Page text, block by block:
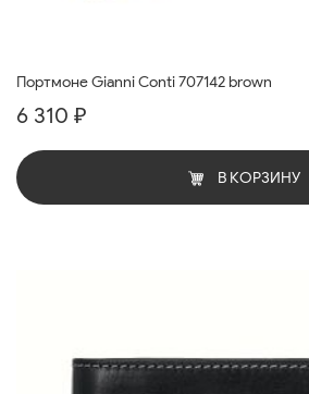
Портмоне Gianni Conti 707142 brown
6 310 ₽
В КОРЗИНУ